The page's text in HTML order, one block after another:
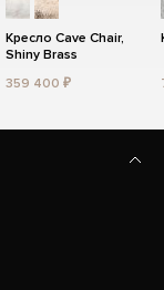
Кресло Cave Chair,
Shiny Brass
359 400 ₽